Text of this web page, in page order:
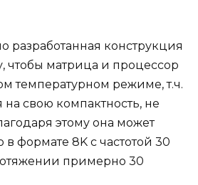
разработанная конструкция
чтобы матрица и процессор
температурном режиме, т.ч.
на свою компактность, не
этому она может
формате 8K с частотой 30
примерно 30